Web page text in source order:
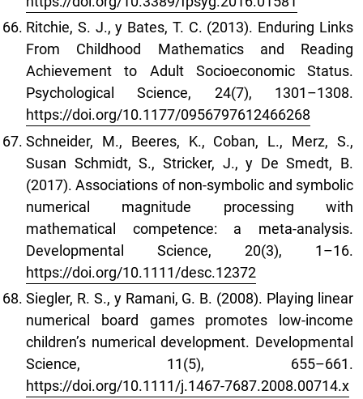
Ritchie, S. J., y Bates, T. C. (2013). Enduring Links
From Childhood Mathematics and Reading
Achievement to Adult Socioeconomic Status.
Psychological Science, 24(7), 1301–1308.
https://doi.org/10.1177/0956797612466268
Schneider, M., Beeres, K., Coban, L., Merz, S.,
Susan Schmidt, S., Stricker, J., y De Smedt, B.
(2017). Associations of non-symbolic and symbolic
numerical magnitude processing with
mathematical competence: a meta-analysis.
Developmental Science, 20(3), 1–16.
https://doi.org/10.1111/desc.12372
Siegler, R. S., y Ramani, G. B. (2008). Playing linear
numerical board games promotes low-income
children’s numerical development. Developmental
Science, 11(5), 655–661.
https://doi.org/10.1111/j.1467-7687.2008.00714.x